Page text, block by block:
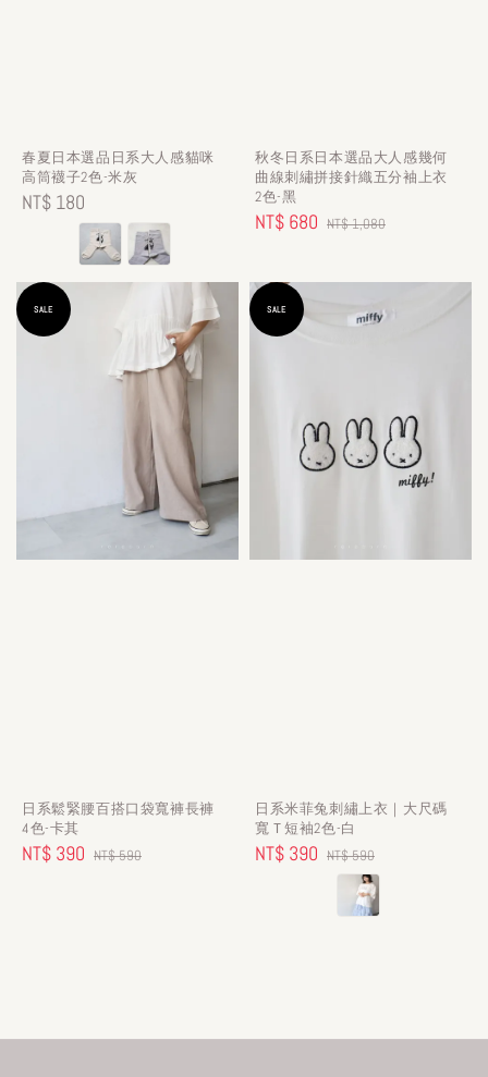
春夏日本選品日系大人感貓咪
高筒襪子2色-米灰
Regular
NT$ 180
秋冬日系日本選品大人感幾何
曲線刺繡拼接針織五分袖上衣
2色-黑
Sale
NT$ 680 Regular
NT$ 1,080
SALE
日系鬆緊腰百搭口袋寬褲長褲
4色-卡其
Sale
NT$ 390 Regular
NT$ 590
SALE
日系米菲兔刺繡上衣｜大尺碼
寬Ｔ短袖2色-白
Sale
NT$ 390 Regular
price
NT$ 590